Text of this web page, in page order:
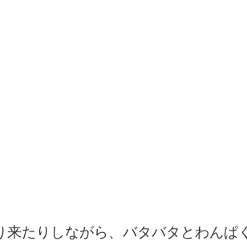
来たりしながら、バタバタとわんぱく